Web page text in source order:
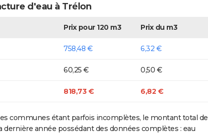
d'eau à Trélon
Prix pour 120 m3 Prix du m3
758,48 € 6,32 €
60,25 € 0,50 €
818,73 € 6,82 €
communes étant parfois incomplètes, le montant total de
dernière année possédant des données complètes : eau